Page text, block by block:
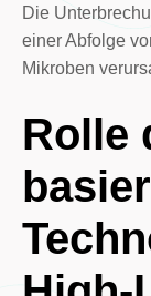
Die
einer Abfolge
Mikroben
Rolle